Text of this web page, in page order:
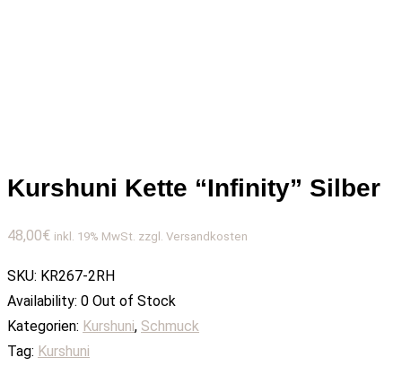
Kurshuni Kette “Infinity” Silber
48,00€ inkl. 19% MwSt. zzgl. Versandkosten
SKU: KR267-2RH
Availability: 0 Out of Stock
Kategorien: Kurshuni, Schmuck
Tag: Kurshuni